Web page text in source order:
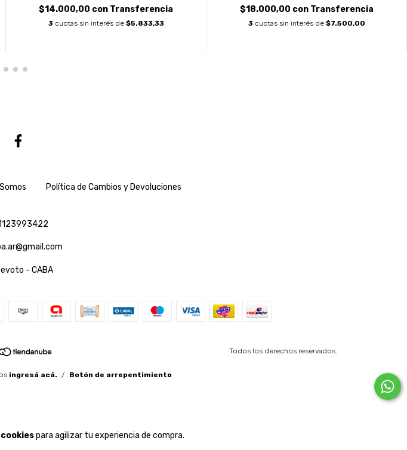
para agilizar tu experiencia de compra.
$14.000,00 con Transferencia
3 cuotas sin interés de $5.833,33
$18.000,00 con Transferencia
3 cuotas sin interés de $7.500,00
Política de Cambios y Devoluciones
- CABA
Todos los derechos reservados.
ingresá acá. / Botón de arrepentimiento